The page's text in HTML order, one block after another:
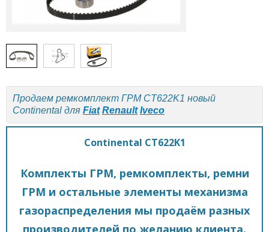
Продаем ремкомплект ГРМ CT622K1 новый
Continental для Fiat Renault Iveco
Continental CT622K1
Комплекты ГРМ, ремкомплекты, ремни
ГРМ и остальные элементы механизма
газораспределения мы продаём разных
производителей по желанию клиента.